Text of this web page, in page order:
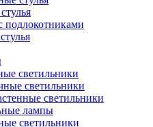
подлокотниками
светильники
светильники
светильники
лампы
светильники